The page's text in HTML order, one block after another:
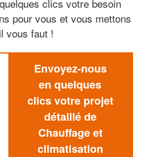
clics votre besoin
pour vous et vous mettons
vous faut !
Envoyez-nous
en quelques
clics votre projet
détaillé de
Chauffage et
climatisation